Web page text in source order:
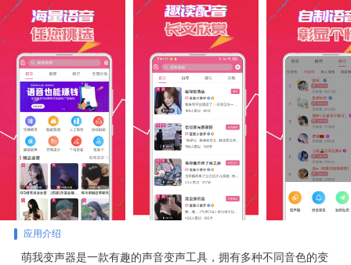
应用介绍
萌我变声器是一款有趣的声音变声工具，拥有多种不同音色的变